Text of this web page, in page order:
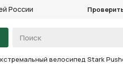
России
велосипед Stark